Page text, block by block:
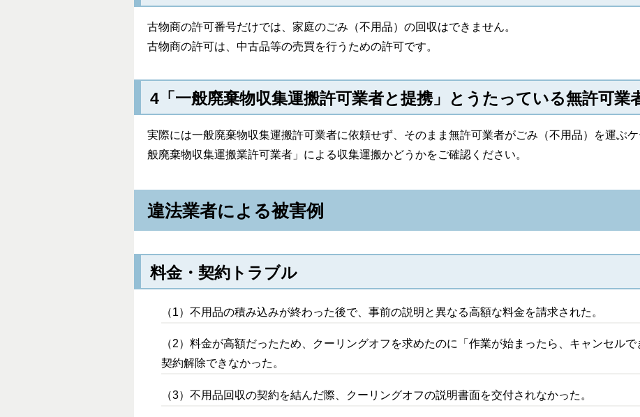
古物商の許可番号だけでは、家庭のごみ（不用品）の回収はできません。
古物商の許可は、中古品等の売買を行うための許可です。
4「一般廃棄物収集運搬許可業者と提携」とうたっている無許可業
実際には一般廃棄物収集運搬許可業者に依頼せず、そのまま無許可業者がごみ（不用品）を運ぶ
般廃棄物収集運搬業許可業者」による収集運搬かどうかをご確認ください。
違法業者による被害例
料金・契約トラブル
（1）不用品の積み込みが終わった後で、事前の説明と異なる高額な料金を請求された。
（2）料金が高額だったため、クーリングオフを求めたのに「作業が始まったら、キャンセル
契約解除できなかった。
（3）不用品回収の契約を結んだ際、クーリングオフの説明書面を交付されなかった。